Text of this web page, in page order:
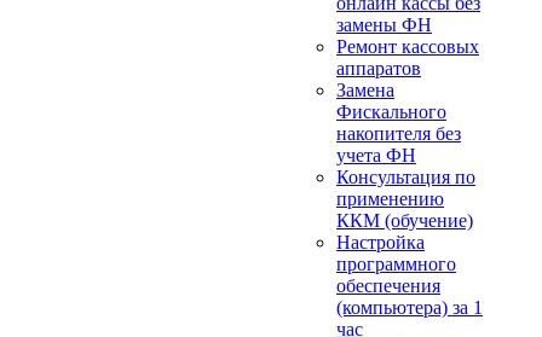
замены ФН
Ремонт кассовых
аппаратов
Замена
Фискального
накопителя без
учета ФН
Консультация по
применению
ККМ (обучение)
Настройка
программного
обеспечения
(компьютера) за 1
час